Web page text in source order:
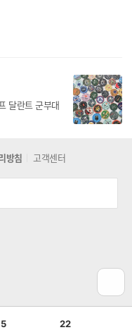
달란트 군부대
방침 고객센터
22